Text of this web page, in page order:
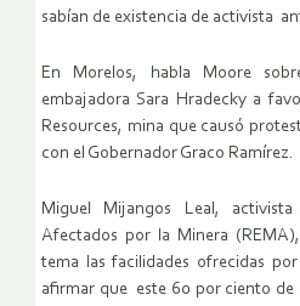
sabían de existencia de activista
En Morelos, habla Moore
embajadora Sara Hradecky a
Resources, mina que causó
con el Gobernador Graco Ramírez.
Miguel Mijangos Leal,
Afectados por la Minera
tema las facilidades ofrecidas
afirmar que este 60 por ciento de